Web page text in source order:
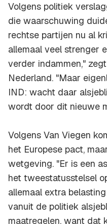
Volgens politiek
die waarschuwing
rechtse partijen nu al
allemaal veel strenger
verder indammen,"
Nederland. "Maar
IND: wacht daar
wordt door dit nieuwe
Volgens Van Viegen
het Europese pact,
wetgeving. "Er is een
het tweestatusstelsel
allemaal extra
vanuit de politiek
maatregelen, want dat